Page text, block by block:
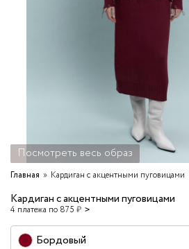
Посмотреть весь образ
Главная Кардиган с акцентными пуговицами
Кардиган с акцентными пуговицами
4 платежа по 875 ₽
Бордовый